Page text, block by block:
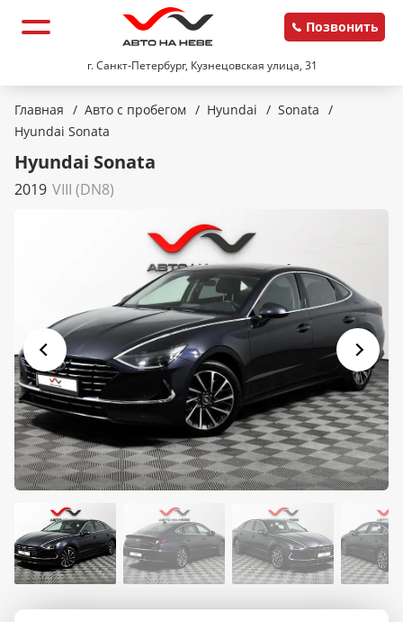
г. Санкт-Петербург, Кузнецовская улица, 31
Позвонить
Главная / Авто с пробегом / Hyundai / Sonata /
Hyundai Sonata
Hyundai Sonata
2019 VIII (DN8)